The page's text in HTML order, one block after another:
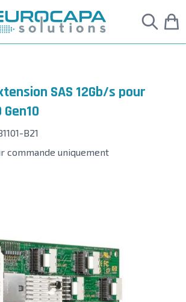
SAS 12Gb/s pour
B21
commande uniquement